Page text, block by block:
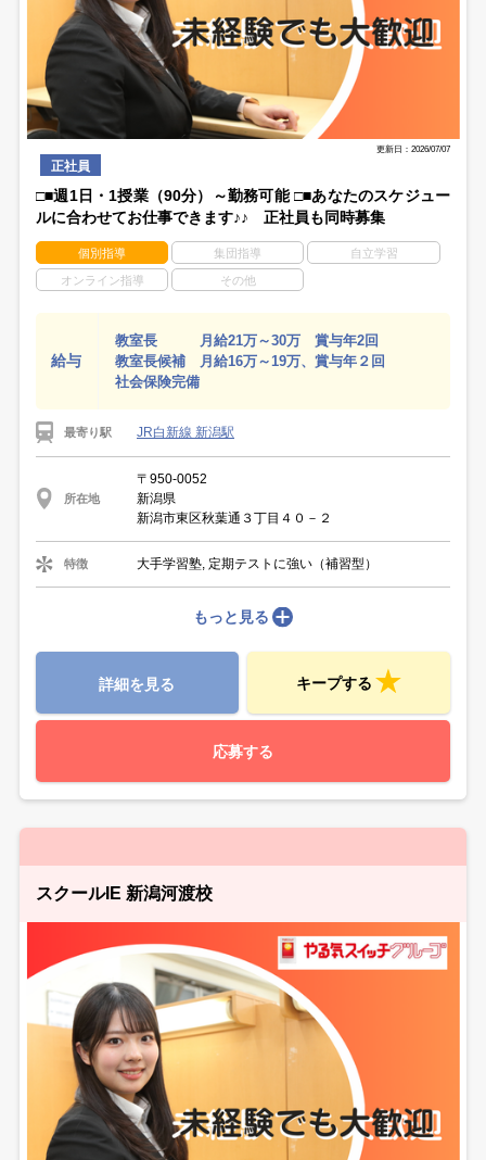
更新日：2026/07/07
正社員
□■週1日・1授業（90分）～勤務可能 □■あなたのスケジュー
ルに合わせてお仕事できます♪♪ 正社員も同時募集
個別指導 集団指導 自立学習
オンライン指導 その他
給与
教室長 月給21万～30万 賞与年2回
教室長候補 月給16万～19万、賞与年２回
社会保険完備
最寄り駅 JR白新線 新潟駅
所在地
〒950-0052
新潟県
新潟市東区秋葉通３丁目４０－２
特徴 大手学習塾, 定期テストに強い（補習型）
もっと見る
詳細を見る キープする
応募する
スクールIE 新潟河渡校